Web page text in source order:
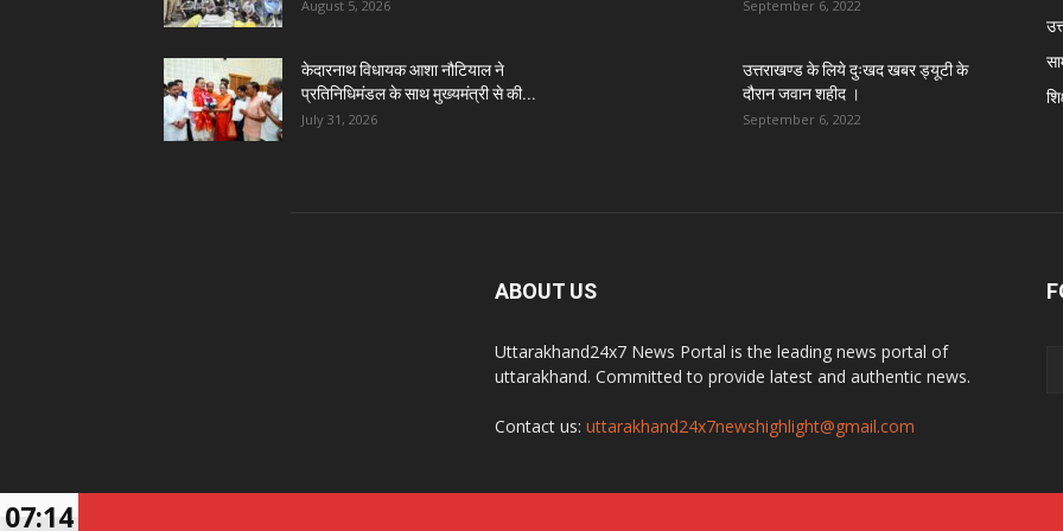
August 5, 2026
केदारनाथ विधायक आशा नौटियाल ने
प्रतिनिधिमंडल के साथ मुख्यमंत्री से की...
July 31, 2026
September 6, 2022
उत्तराखण्ड के लिये दुःखद खबर ड्यूटी के
दौरान जवान शहीद ।
September 6, 2022
ABOUT US
Uttarakhand24x7 News Portal is the leading news portal of
uttarakhand. Committed to provide latest and authentic news.
Contact us: uttarakhand24x7newshighlight@gmail.com
07:14